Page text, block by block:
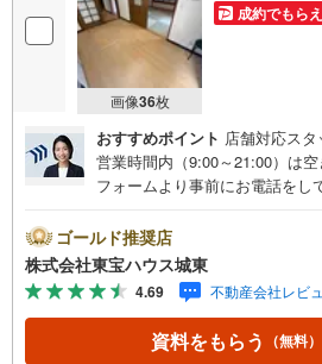
画像36枚
成約でもら
おすすめポイント 店舗対応スタ
営業時間内（9:00～21:00）は
フォームより事前にお電話をし
カレンダーの作成▽ご購入後も
として暮らしの「安心」を守り
産キャンペーン対象店舗】当店
ボーナスライトがもらえる「
ャンペーン」の対象になりま
予約をする」ボタンからお問
ゴールド推奨店
株式会社東宝ハウス城東
4.69 不動産会社レビ
資料をもらう （無料）